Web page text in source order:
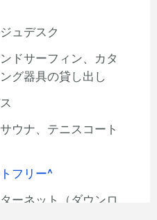
ュデスク
ドサーフィン、カタ
グ器具の貸し出し
ウナ、テニスコート
フリー^
ーネット（ダウンロ